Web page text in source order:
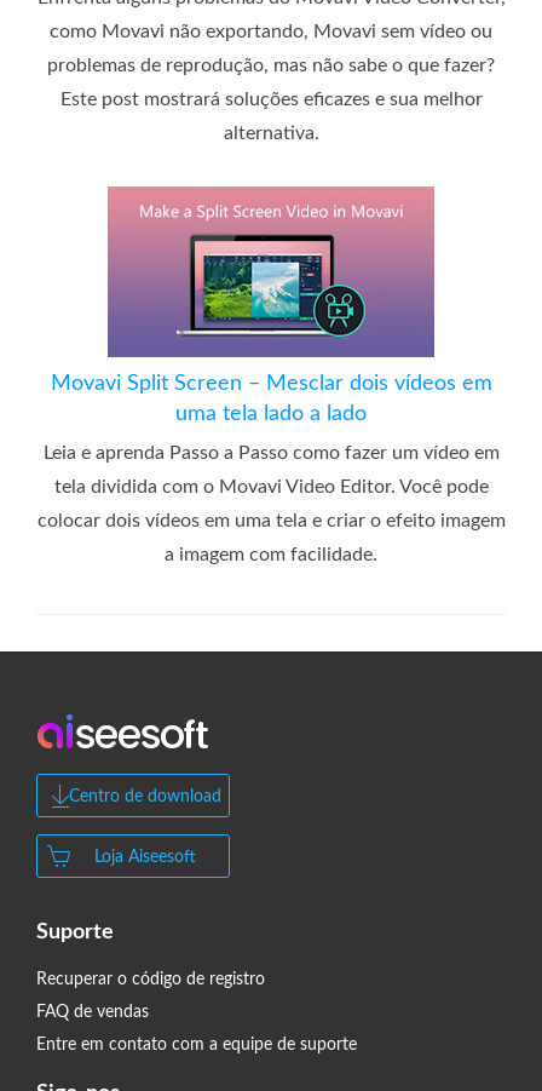
como Movavi não exportando, Movavi sem vídeo ou
problemas de reprodução, mas não sabe o que fazer?
Este post mostrará soluções eficazes e sua melhor
alternativa.
Movavi Split Screen – Mesclar dois vídeos em
uma tela lado a lado
Leia e aprenda Passo a Passo como fazer um vídeo em
tela dividida com o Movavi Video Editor. Você pode
colocar dois vídeos em uma tela e criar o efeito imagem
a imagem com facilidade.
Centro de download
Loja Aiseesoft
Suporte
Recuperar o código de registro
FAQ de vendas
Entre em contato com a equipe de suporte